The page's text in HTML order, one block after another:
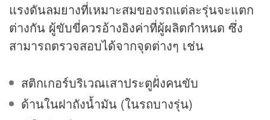
แรงดันลมยางที่เหมาะสมของรถแต่ละรุ่นจะแตก
ต่างกัน ผู้ขับขี่ควรอ้างอิงค่าที่ผู้ผลิตกำหนด ซึ่ง
สามารถตรวจสอบได้จากจุดต่างๆ เช่น
สติกเกอร์บริเวณเสาประตูฝั่งคนขับ
ด้านในฝาถังน้ำมัน (ในรถบางรุ่น)